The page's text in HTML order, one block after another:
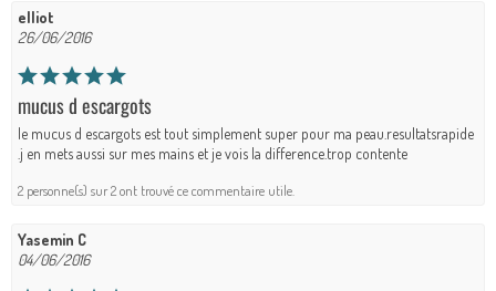
elliot
26/06/2016
mucus d escargots
le mucus d escargots est tout simplement super pour ma peau.resultatsrapide
.j en mets aussi sur mes mains et je vois la difference.trop contente
2 personne(s) sur 2 ont trouvé ce commentaire utile.
Yasemin C
04/06/2016